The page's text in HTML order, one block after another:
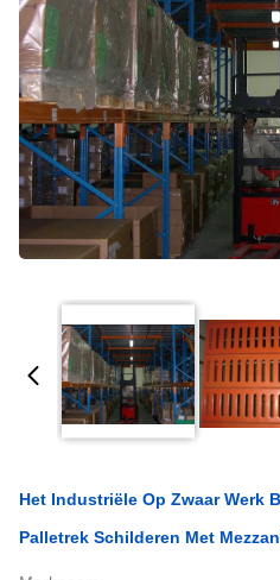
Het Industriële Op Zwaar Werk
Palletrek Schilderen Met